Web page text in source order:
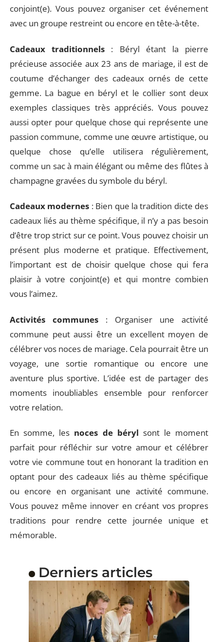
conjoint(e). Vous pouvez organiser cet événement
avec un groupe restreint ou encore en tête-à-tête.
Cadeaux traditionnels : Béryl étant la pierre
précieuse associée aux 23 ans de mariage, il est de
coutume d’échanger des cadeaux ornés de cette
gemme. La bague en béryl et le collier sont deux
exemples classiques très appréciés. Vous pouvez
aussi opter pour quelque chose qui représente une
passion commune, comme une œuvre artistique, ou
quelque chose qu’elle utilisera régulièrement,
comme un sac à main élégant ou même des flûtes à
champagne gravées du symbole du béryl.
Cadeaux modernes : Bien que la tradition dicte des
cadeaux liés au thème spécifique, il n’y a pas besoin
d’être trop strict sur ce point. Vous pouvez choisir un
présent plus moderne et pratique. Effectivement,
l’important est de choisir quelque chose qui fera
plaisir à votre conjoint(e) et qui montre combien
vous l’aimez.
Activités communes : Organiser une activité
commune peut aussi être un excellent moyen de
célébrer vos noces de mariage. Cela pourrait être un
voyage, une sortie romantique ou encore une
aventure plus sportive. L’idée est de partager des
moments inoubliables ensemble pour renforcer
votre relation.
En somme, les noces de béryl sont le moment
parfait pour réfléchir sur votre amour et célébrer
votre vie commune tout en honorant la tradition en
optant pour des cadeaux liés au thème spécifique
ou encore en organisant une activité commune.
Vous pouvez même innover en créant vos propres
traditions pour rendre cette journée unique et
mémorable.
Derniers articles